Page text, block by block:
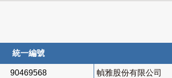
統一編號
90469568 幀雅股份有限公司